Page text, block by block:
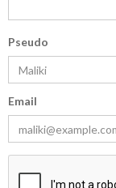
Pseudo
Email